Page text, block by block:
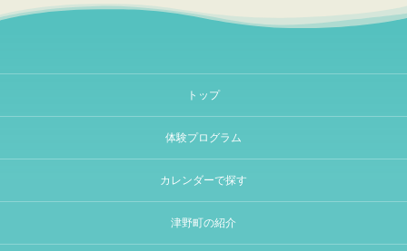
トップ
体験プログラム
カレンダーで探す
津野町の紹介